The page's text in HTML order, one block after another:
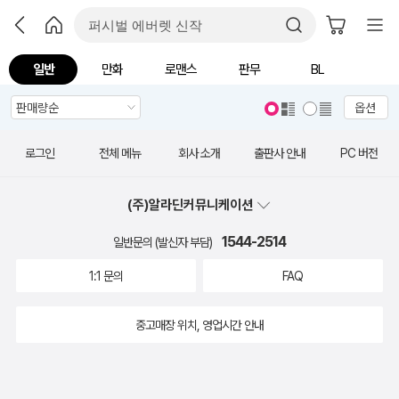
일반 만화 로맨스 판무 BL
옵션
로그인 전체 메뉴 회사 소개 출판사 안내 PC 버전
(주)알라딘커뮤니케이션
일반문의 (발신자 부담) 1544-2514
1:1 문의 FAQ
중고매장 위치, 영업시간 안내